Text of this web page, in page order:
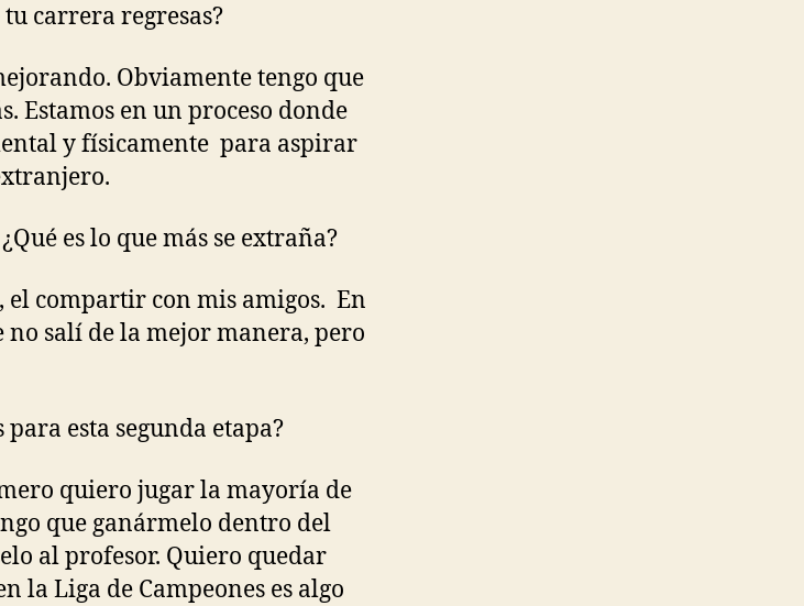
carrera regresas?
Obviamente tengo que
Estamos en un proceso donde
y físicamente para aspirar
es lo que más se extraña?
el compartir con mis amigos. En
salí de la mejor manera, pero
para esta segunda etapa?
quiero jugar la mayoría de
que ganármelo dentro del
al profesor. Quiero quedar
la Liga de Campeones es algo